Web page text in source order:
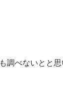
調べないとと